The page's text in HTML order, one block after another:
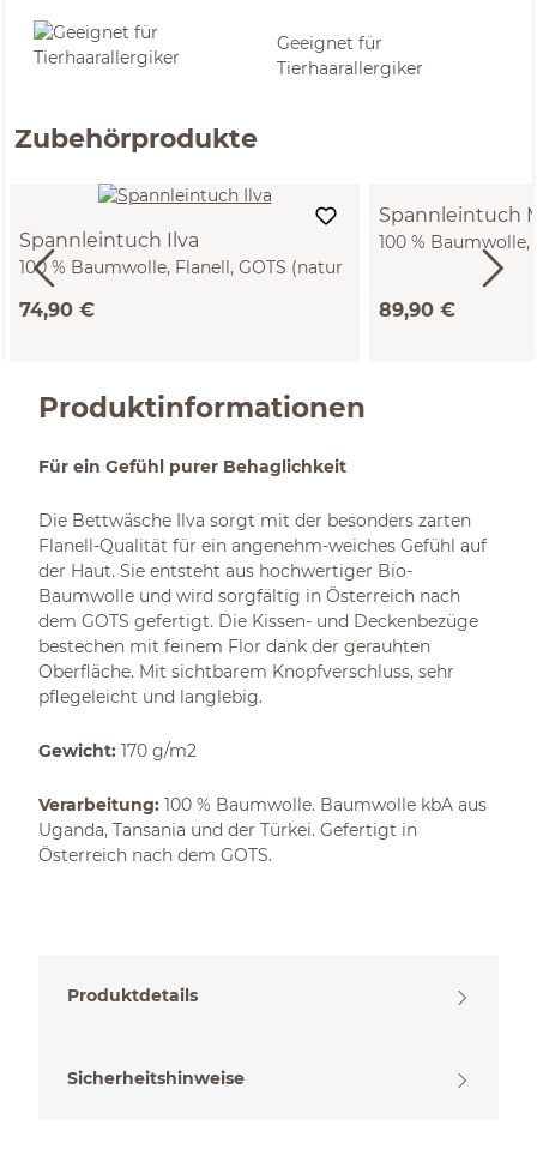
Geeignet für
Tierhaarallergiker
Zubehörprodukte
Spannleintuch Ilva
100 % Baumwolle, Flanell, GOTS (natur
hell, 90 x 200 x 19/22 cm)
74,90 €
Spannleintuch
100 % Baumwolle,
90 x 200 x 19/22
89,90 €
Produktinformationen
Für ein Gefühl purer Behaglichkeit
Die Bettwäsche Ilva sorgt mit der besonders zarten
Flanell-Qualität für ein angenehm-weiches Gefühl auf
der Haut. Sie entsteht aus hochwertiger Bio-
Baumwolle und wird sorgfältig in Österreich nach
dem GOTS gefertigt. Die Kissen- und Deckenbezüge
bestechen mit feinem Flor dank der gerauhten
Oberfläche. Mit sichtbarem Knopfverschluss, sehr
pflegeleicht und langlebig.
Gewicht: 170 g/m2
Verarbeitung: 100 % Baumwolle. Baumwolle kbA aus
Uganda, Tansania und der Türkei. Gefertigt in
Österreich nach dem GOTS.
Produktdetails
Sicherheitshinweise